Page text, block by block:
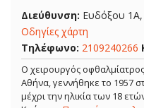
Διεύθυνση: Ευδόξου 1Α,
Οδηγίες χάρτη
Τηλέφωνο: 2109240266
Ο χειρουργός
Αθήνα, γεννήθηκε το 1957
μέχρι την ηλικία των 18